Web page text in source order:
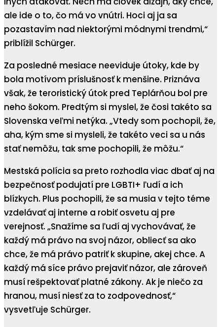
ale ide o to, čo má vo vnútri. Hoci aj ja sa
pozastavím nad niektorými módnymi trendmi,“
priblížil Schürger.
Za posledné mesiace neeviduje útoky, kde by
bola motívom príslušnosť k menšine. Priznáva
však, že teroristický útok pred Teplárňou bol pre
neho šokom. Predtým si myslel, že čosi takéto sa
Slovenska veľmi netýka. „Vtedy som pochopil, že,
aha, kým sme si mysleli, že takéto veci sa u nás
stať nemôžu, tak sme pochopili, že môžu.“
Mestská polícia sa preto rozhodla viac dbať aj na
bezpečnosť podujatí pre LGBTI+ ľudí a ich
blízkych. Plus pochopili, že sa musia v tejto téme
vzdelávať aj interne a robiť osvetu aj pre
verejnosť. „Snažíme sa ľudí aj vychovávať, že
každý má právo na svoj názor, obliecť sa ako
chce, že má právo patriť k skupine, akej chce. A
každý má síce právo prejaviť názor, ale zároveň
musí rešpektovať platné zákony. Ak je niečo za
hranou, musí niesť za to zodpovednosť,“
vysvetľuje Schürger.